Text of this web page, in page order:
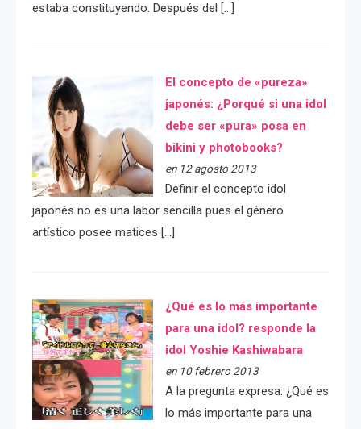
estaba constituyendo. Después del […]
El concepto de «pureza»
japonés: ¿Porqué si una idol
debe ser «pura» posa en
bikini y photobooks?
en 12 agosto 2013
Definir el concepto idol
japonés no es una labor sencilla pues el género
artístico posee matices […]
¿Qué es lo más importante
para una idol? responde la
idol Yoshie Kashiwabara
en 10 febrero 2013
A la pregunta expresa: ¿Qué es
lo más importante para una